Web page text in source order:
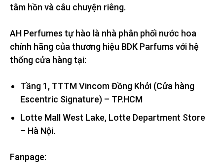
tâm hồn và câu chuyện riêng.
AH Perfumes tự hào là nhà phân phối nước hoa
chính hãng của thương hiệu BDK Parfums với hệ
thống cửa hàng tại:
Tầng 1, TTTM Vincom Đồng Khởi (Cửa hàng
Escentric Signature) – TP.HCM
Lotte Mall West Lake, Lotte Department Store
– Hà Nội.
Fanpage: